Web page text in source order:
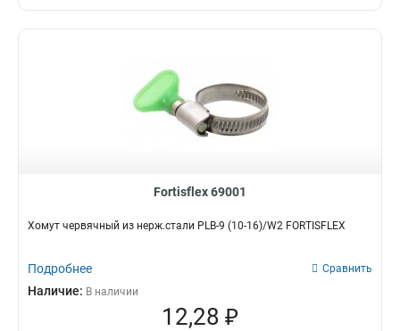
Fortisflex 69001
Хомут червячный из нерж.стали PLB-9 (10-16)/W2 FORTISFLEX
Подробнее Сравнить
Наличие: В наличии
12,28 ₽